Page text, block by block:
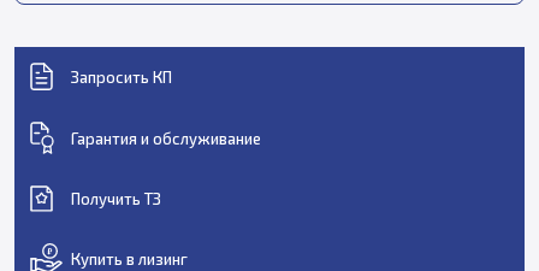
Запросить КП
Гарантия и обслуживание
Получить ТЗ
Купить в лизинг